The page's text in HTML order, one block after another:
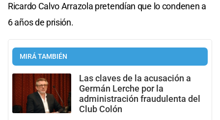
Ricardo Calvo Arrazola pretendían que lo condenen a
6 años de prisión.
MIRÁ TAMBIÉN
Las claves de la acusación a
Germán Lerche por la
administración fraudulenta del
Club Colón